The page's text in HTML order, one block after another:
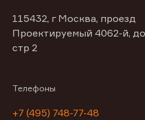
115432, г Москва, проезд
Проектируемый 4062-й,
стр 2
Телефоны
+7 (495) 748-77-48